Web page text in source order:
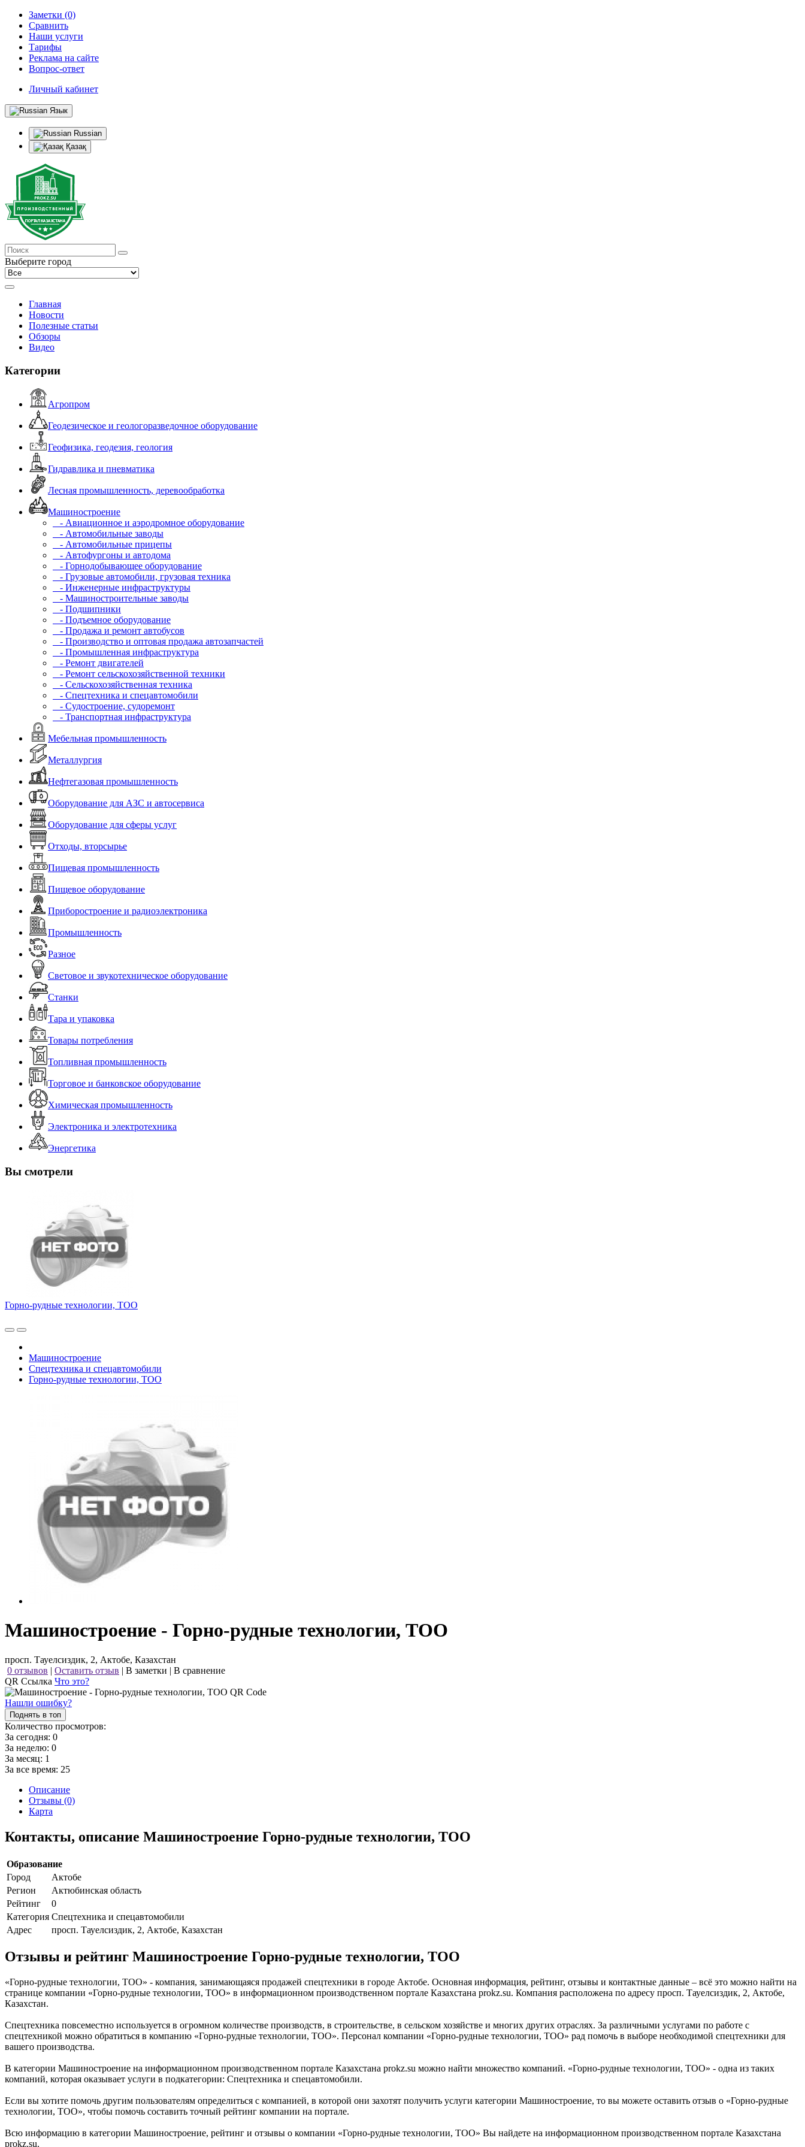
Заметки (0)
Сравнить
Наши услуги
Тарифы
Реклама на сайте
Вопрос-ответ
Личный кабинет
Язык
Russian
Қазақ
Выберите город
Главная
Новости
Полезные статьи
Обзоры
Видео
Категории
Агропром
Геодезическое и геологоразведочное оборудование
Геофизика, геодезия, геология
Гидравлика и пневматика
Лесная промышленность, деревообработка
Машиностроение
- Авиационное и аэродромное оборудование
- Автомобильные заводы
- Автомобильные прицепы
- Автофургоны и автодома
- Горнодобывающее оборудование
- Грузовые автомобили, грузовая техника
- Инженерные инфраструктуры
- Машиностроительные заводы
- Подшипники
- Подъемное оборудование
- Продажа и ремонт автобусов
- Производство и оптовая продажа автозапчастей
- Промышленная инфраструктура
- Ремонт двигателей
- Ремонт сельскохозяйственной техники
- Сельскохозяйственная техника
- Спецтехника и спецавтомобили
- Судостроение, судоремонт
- Транспортная инфраструктура
Мебельная промышленность
Металлургия
Нефтегазовая промышленность
Оборудование для АЗС и автосервиса
Оборудование для сферы услуг
Отходы, вторсырье
Пищевая промышленность
Пищевое оборудование
Приборостроение и радиоэлектроника
Промышленность
Разное
Световое и звукотехническое оборудование
Станки
Тара и упаковка
Товары потребления
Топливная промышленность
Торговое и банковское оборудование
Химическая промышленность
Электроника и электротехника
Энергетика
Вы смотрели
Горно-рудные технологии, ТОО
Машиностроение
Спецтехника и спецавтомобили
Горно-рудные технологии, ТОО
Машиностроение - Горно-рудные технологии, ТОО
просп. Тауелсиздик, 2, Актобе, Казахстан
0 отзывов | Оставить отзыв | В заметки | В сравнение
QR Ссылка Что это?
Нашли ошибку?
Поднять в топ
Количество просмотров:
За сегодня: 0
За неделю: 0
За месяц: 1
За все время: 25
Описание
Отзывы (0)
Карта
Контакты, описание Машиностроение Горно-рудные технологии, ТОО
Образование
Город
Актобе
Регион
Актюбинская область
Рейтинг
0
Категория Спецтехника и спецавтомобили
Адрес
просп. Тауелсиздик, 2, Актобе, Казахстан
Отзывы и рейтинг Машиностроение Горно-рудные технологии, ТОО
«Горно-рудные технологии, ТОО» - компания, занимающаяся продажей спецтехники в городе Актобе. Основная информация, рейтинг, отзывы и контактные данные – всё это можно найти на
странице компании «Горно-рудные технологии, ТОО» в информационном производственном портале Казахстана prokz.su. Компания расположена по адресу просп. Тауелсиздик, 2, Актобе,
Казахстан.
Спецтехника повсеместно используется в огромном количестве производств, в строительстве, в сельском хозяйстве и многих других отраслях. За различными услугами по работе с
спецтехникой можно обратиться в компанию «Горно-рудные технологии, ТОО». Персонал компании «Горно-рудные технологии, ТОО» рад помочь в выборе необходимой спецтехники для
вашего производства.
В категории Машиностроение на информационном производственном портале Казахстана prokz.su можно найти множество компаний. «Горно-рудные технологии, ТОО» - одна из таких
компаний, которая оказывает услуги в подкатегории: Спецтехника и спецавтомобили.
Если вы хотите помочь другим пользователям определиться с компанией, в которой они захотят получить услуги категории Машиностроение, то вы можете оставить отзыв о «Горно-рудные
технологии, ТОО», чтобы помочь составить точный рейтинг компании на портале.
Всю информацию в категории Машиностроение, рейтинг и отзывы о компании «Горно-рудные технологии, ТОО» Вы найдете на информационном производственном портале Казахстана
prokz.su.